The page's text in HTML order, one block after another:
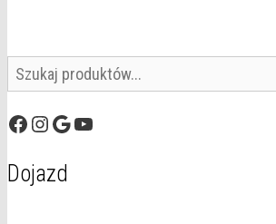
Szukaj
Facebook
Instagram
GoogleYouTube
Dojazd